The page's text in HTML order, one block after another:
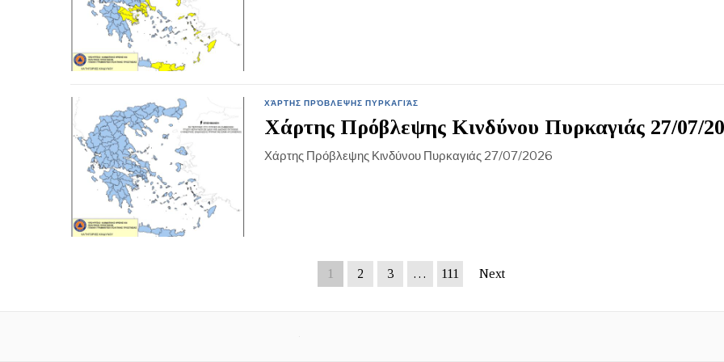
ΧΆΡΤΗΣ ΠΡΌΒΛΕΨΗΣ ΠΥΡΚΑΓΙΆΣ
Χάρτης Πρόβλεψης Κινδύνου Πυρκαγιάς 27/07/
Χάρτης Πρόβλεψης Κινδύνου Πυρκαγιάς 27/07/2026
1 2 3 … 111 Next